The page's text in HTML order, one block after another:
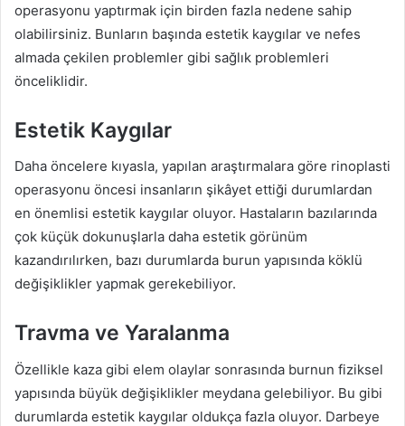
operasyonu yaptırmak için birden fazla nedene sahip
olabilirsiniz. Bunların başında estetik kaygılar ve nefes
almada çekilen problemler gibi sağlık problemleri
önceliklidir.
Estetik Kaygılar
Daha öncelere kıyasla, yapılan araştırmalara göre rinoplasti
operasyonu öncesi insanların şikâyet ettiği durumlardan
en önemlisi estetik kaygılar oluyor. Hastaların bazılarında
çok küçük dokunuşlarla daha estetik görünüm
kazandırılırken, bazı durumlarda burun yapısında köklü
değişiklikler yapmak gerekebiliyor.
Travma ve Yaralanma
Özellikle kaza gibi elem olaylar sonrasında burnun fiziksel
yapısında büyük değişiklikler meydana gelebiliyor. Bu gibi
durumlarda estetik kaygılar oldukça fazla oluyor. Darbeye